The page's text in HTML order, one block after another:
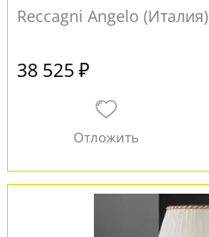
Reccagni Angelo (Италия)
38 525 ₽